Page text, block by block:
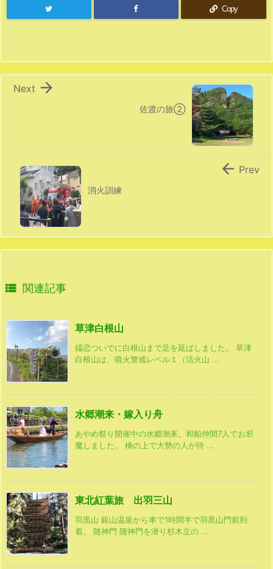
Copy
佐渡の旅②

Next
消火訓練
 Prev
 関連記事
草津白根山
嬬恋ついでに白根山まで足を延ばしました。 草津
白根山は、噴火警戒レベル１（活火山 ...
水郷潮来・嫁入り舟
あやめ祭り開催中の水郷潮来。和船仲間7人でお邪
魔しました。 橋の上で大勢の人が待 ...
東北紅葉旅 出羽三山
羽黒山 銀山温泉から車で1時間半で羽黒山門前到
着。 随神門 随神門を潜り杉木立の ...